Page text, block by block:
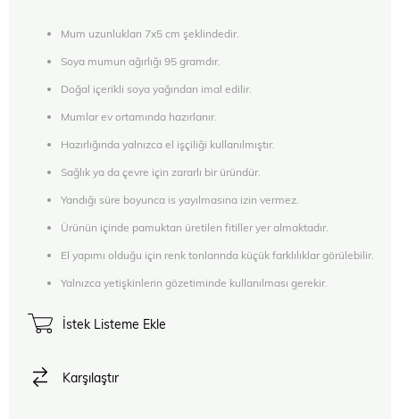
Mum uzunlukları 7x5 cm şeklindedir.
Soya mumun ağırlığı 95 gramdır.
Doğal içerikli soya yağından imal edilir.
Mumlar ev ortamında hazırlanır.
Hazırlığında yalnızca el işçiliği kullanılmıştır.
Sağlık ya da çevre için zararlı bir üründür.
Yandığı süre boyunca is yayılmasına izin vermez.
Ürünün içinde pamuktan üretilen fitiller yer almaktadır.
El yapımı olduğu için renk tonlarında küçük farklılıklar görülebilir.
Yalnızca yetişkinlerin gözetiminde kullanılması gerekir.
İstek Listeme Ekle
Karşılaştır